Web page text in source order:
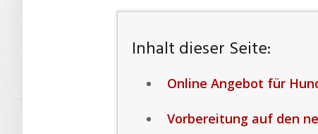
Inhalt dieser Seite:
Online Angebot für
Vorbereitung auf den